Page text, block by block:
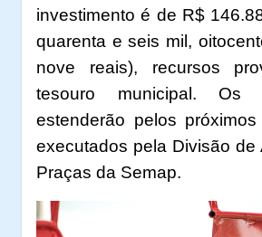
investimento é de R$
quarenta e seis mil,
nove reais), recursos
tesouro municipal. Os
estenderão pelos
executados pela Divisão de
Praças da Semap.